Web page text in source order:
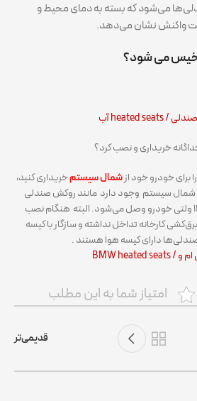
می‌شود که بسته به دمای محیط و
واکنش نشان می‌دهد.
خیس می شود؟
خریداری و نصب کرد؟
برای خودرو خود ازشمال سیستمخریداری کنید،
سیستم وجود دارد مانند روکش صندلی
روی آن قرار می‌گیرد و به پریز ۱۲ ولتی خودرو وصل می‌شود. البته هنگام نصب
کارخانه تداخل نداشته و سازگار با کیسه
صندلی‌ها دارای کیسه هوا هستند .
امتیاز شما به این مطلب
قدیمی‌تر